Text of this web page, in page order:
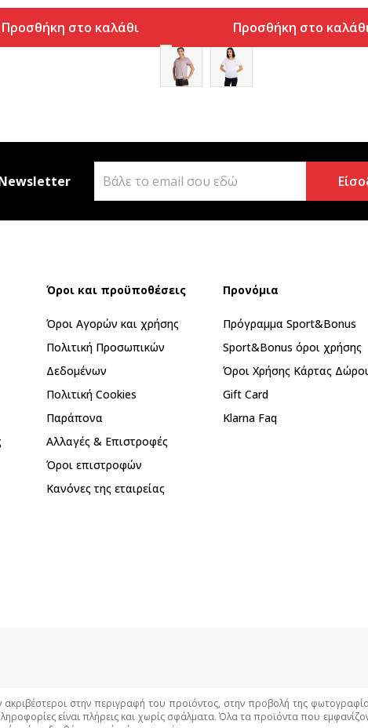
Προσθήκη στο καλάθι Προσθήκη στο
Όροι και προϋποθέσεις
Όροι Αγορών και χρήσης
Πολιτική Προσωπικών
Δεδομένων
Πολιτική Cookies
Παράπονα
Αλλαγές & Επιστροφές
Όροι επιστροφών
Κανόνες της εταιρείας
Προνόμια
Πρόγραμμα Sport&Bonus
Sport&Bonus όροι χρήσης
Όροι Χρήσης Κάρτας
Gift Card
Klarna Faq
στην περιγραφή του προϊόντος, στην προβολή της φωτογραφίας
είναι πλήρεις και χωρίς σφάλματα. Όλα τα προϊόντα που